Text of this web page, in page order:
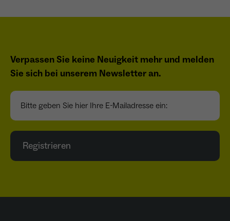
Verpassen Sie keine Neuigkeit mehr und melden
Sie sich bei unserem Newsletter an.
Bitte geben Sie hier Ihre E-Mailadresse ein:
Registrieren